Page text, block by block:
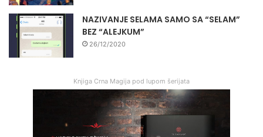
NAZIVANJE SELAMA SAMO SA “SELAM”
BEZ “ALEJKUM”
26/12/2020
Knjiga Crna Magija pod lupom šerijata